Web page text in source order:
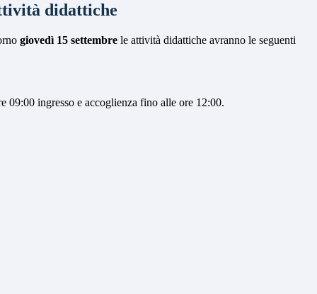
didattiche
giovedì 15 settembre le attività didattiche avranno le seguenti
09:00 ingresso e accoglienza fino alle ore 12:00.